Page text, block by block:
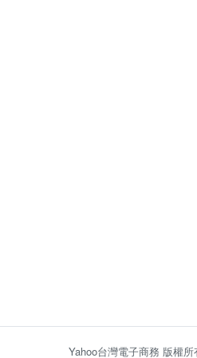
Yahoo台灣電子商務 版權